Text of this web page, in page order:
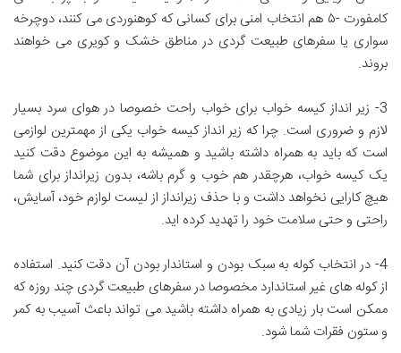
کامفورت -۵ هم انتخاب امنی برای کسانی که کوهنوردی می کنند، دوچرخه
سواری یا سفرهای طبیعت گردی در مناطق خشک و کویری می خواهند
بروند.
3- زیر انداز کیسه خواب برای خواب راحت خصوصا در هوای سرد بسیار
لازم و ضروری است. چرا که زیر انداز کیسه خواب یکی از مهمترین لوازمی
است که باید به همراه داشته باشید و همیشه به این موضوع دقت کنید
یک کیسه خواب، هرچقدر هم خوب و گرم باشه، بدون زیرانداز برای شما
هیچ کارایی نخواهد داشت و با حذف زیرانداز از لیست لوازم خود، آسایش،
راحتی و حتی سلامت خود را تهدید کرده اید.
4- در انتخاب کوله به سبک بودن و استاندار بودن آن دقت کنید. استفاده
از کوله های غیر استاندارد مخصوصا در سفرهای طبیعت گردی چند روزه که
ممکن است بار زیادی به همراه داشته باشید می تواند باعث آسیب به کمر
و ستون فقرات شما شود.